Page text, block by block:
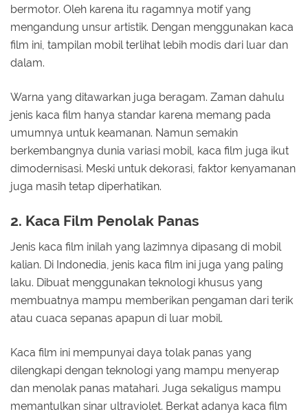
bermotor. Oleh karena itu ragamnya motif yang
mengandung unsur artistik. Dengan menggunakan kaca
film ini, tampilan mobil terlihat lebih modis dari luar dan
dalam.
Warna yang ditawarkan juga beragam. Zaman dahulu
jenis kaca film hanya standar karena memang pada
umumnya untuk keamanan. Namun semakin
berkembangnya dunia variasi mobil, kaca film juga ikut
dimodernisasi. Meski untuk dekorasi, faktor kenyamanan
juga masih tetap diperhatikan.
2. Kaca Film Penolak Panas
Jenis kaca film inilah yang lazimnya dipasang di mobil
kalian. Di Indonedia, jenis kaca film ini juga yang paling
laku. Dibuat menggunakan teknologi khusus yang
membuatnya mampu memberikan pengaman dari terik
atau cuaca sepanas apapun di luar mobil.
Kaca film ini mempunyai daya tolak panas yang
dilengkapi dengan teknologi yang mampu menyerap
dan menolak panas matahari. Juga sekaligus mampu
memantulkan sinar ultraviolet. Berkat adanya kaca film